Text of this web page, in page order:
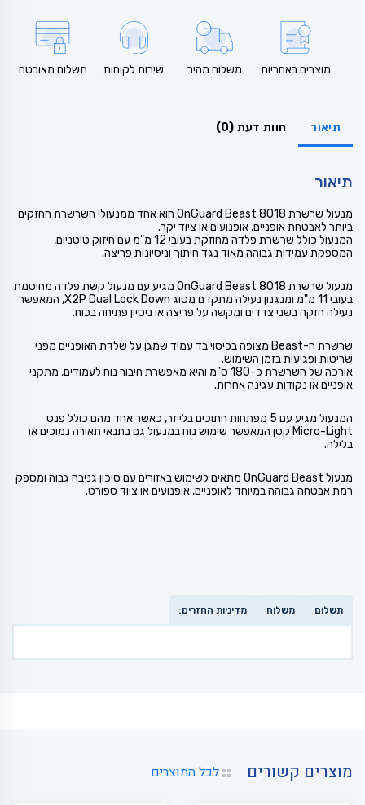
מוצרים באחריות משלוח מהיר שירות לקוחות תשלום מאובטח
תיאור חוות דעת (0)
תיאור
מנעול שרשרת OnGuard Beast 8018 הוא אחד ממנעולי השרשרת החזקים
ביותר לאבטחת אופניים, אופנועים או ציוד יקר.
המנעול כולל שרשרת פלדה מחוזקת בעובי 12 מ"מ עם חיזוק טיטניום,
המספקת עמידות גבוהה מאוד נגד חיתוך וניסיונות פריצה.
מנעול שרשרת OnGuard Beast 8018 מגיע עם מנעול קשת פלדה מחוסמת
בעובי 11 מ"מ ומנגנון נעילה מתקדם מסוג X2P Dual Lock Down, המאפשר
נעילה חזקה בשני צדדים ומקשה על פריצה או ניסיון פתיחה בכוח.
שרשרת ה-Beast מצופה בכיסוי בד עמיד שמגן על שלדת האופניים מפני
שריטות ופגיעות בזמן השימוש.
אורכה של השרשרת כ-180 ס"מ והיא מאפשרת חיבור נוח לעמודים, מתקני
אופניים או נקודות עגינה אחרות.
המנעול מגיע עם 5 מפתחות חתוכים בלייזר, כאשר אחד מהם כולל פנס
Micro-Light קטן המאפשר שימוש נוח במנעול גם בתנאי תאורה נמוכים או
בלילה.
מנעול OnGuard Beast מתאים לשימוש באזורים עם סיכון גניבה גבוה ומספק
רמת אבטחה גבוהה במיוחד לאופניים, אופנועים או ציוד ספורט.
תשלום משלוח מדיניות החזרים:
מוצרים קשורים לכל המוצרים